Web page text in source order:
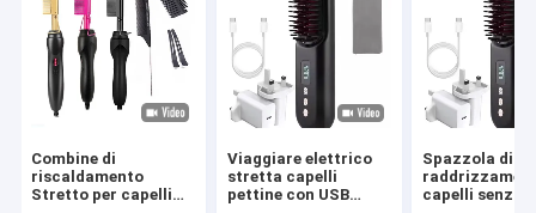
Combine di
riscaldamento
Stretto per capelli
Viaggiare elettrico
stretta capelli
pettine con USB
Spazzola di
capelli senza